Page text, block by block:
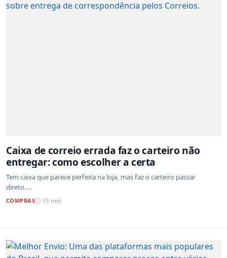
Caixa de correio errada faz o carteiro não
entregar: como escolher a certa
Tem caixa que parece perfeita na loja, mas faz o carteiro passar
direto....
COMPRAS 15 min